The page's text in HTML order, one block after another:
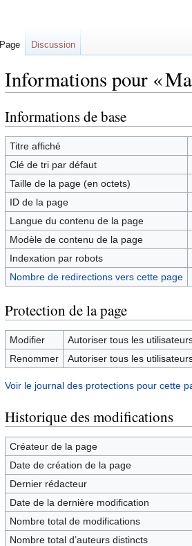
Informations pour «
Aller
à
la
navigation
Aller
à
la
recherche
Informations de base
Titre affiché
Clé de tri par défaut
Taille de la page (en octets)
ID de la page
Langue du contenu de la page
Modèle de contenu de la page
Indexation par robots
Nombre de redirections vers cette page
Protection de la page
Modifier
Autoriser tous les
Renommer
Autoriser tous les
Voir le journal des protections pour cette
Historique des modifications
Créateur de la page
Date de création de la page
Dernier rédacteur
Date de la dernière modification
Nombre total de modifications
Nombre total d’auteurs distincts
Page Discussion